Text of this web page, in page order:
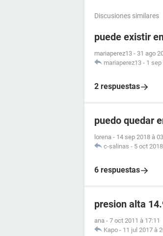
Discusiones similares
puede existir
mariaperez13 - 31 ago
mariaperez13 - 1 sep
2 respuestas
puedo quedar
lorena - 14 sep 2018 à
c-salinas - 5 oct
6 respuestas
presion alta
ana - 7 oct 2011 à 17:11
Kapo - 11 jul 2017 à